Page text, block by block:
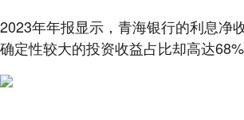
2023年年报显示，青海银行的利息净
确定性较大的投资收益占比却高达68%